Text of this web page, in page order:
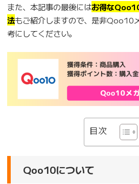
また、本記事の最後にはお得な
法もご紹介しますので、是非Qoo10
考にしてください。
目次
Qoo10について